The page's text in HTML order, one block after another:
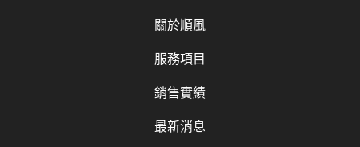
關於順風
服務項目
銷售實績
最新消息